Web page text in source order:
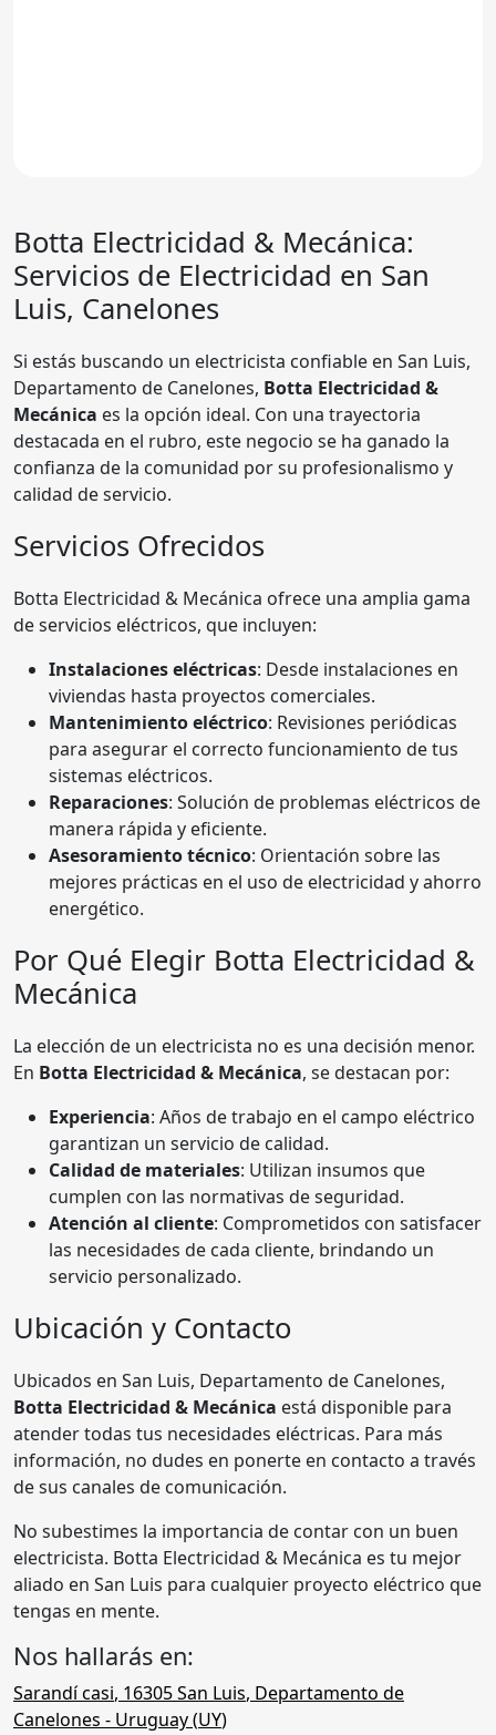
Botta Electricidad & Mecánica:
Servicios de Electricidad en San
Luis, Canelones
Si estás buscando un electricista confiable en San Luis,
Departamento de Canelones, Botta Electricidad &
Mecánica es la opción ideal. Con una trayectoria
destacada en el rubro, este negocio se ha ganado la
confianza de la comunidad por su profesionalismo y
calidad de servicio.
Servicios Ofrecidos
Botta Electricidad & Mecánica ofrece una amplia gama
de servicios eléctricos, que incluyen:
Instalaciones eléctricas: Desde instalaciones en
viviendas hasta proyectos comerciales.
Mantenimiento eléctrico: Revisiones periódicas
para asegurar el correcto funcionamiento de tus
sistemas eléctricos.
Reparaciones: Solución de problemas eléctricos de
manera rápida y eficiente.
Asesoramiento técnico: Orientación sobre las
mejores prácticas en el uso de electricidad y ahorro
energético.
Por Qué Elegir Botta Electricidad &
Mecánica
La elección de un electricista no es una decisión menor.
En Botta Electricidad & Mecánica, se destacan por:
Experiencia: Años de trabajo en el campo eléctrico
garantizan un servicio de calidad.
Calidad de materiales: Utilizan insumos que
cumplen con las normativas de seguridad.
Atención al cliente: Comprometidos con satisfacer
las necesidades de cada cliente, brindando un
servicio personalizado.
Ubicación y Contacto
Ubicados en San Luis, Departamento de Canelones,
Botta Electricidad & Mecánica está disponible para
atender todas tus necesidades eléctricas. Para más
información, no dudes en ponerte en contacto a través
de sus canales de comunicación.
No subestimes la importancia de contar con un buen
electricista. Botta Electricidad & Mecánica es tu mejor
aliado en San Luis para cualquier proyecto eléctrico que
tengas en mente.
Nos hallarás en:
Sarandí casi, 16305San Luis, Departamento de
Canelones - Uruguay (UY)